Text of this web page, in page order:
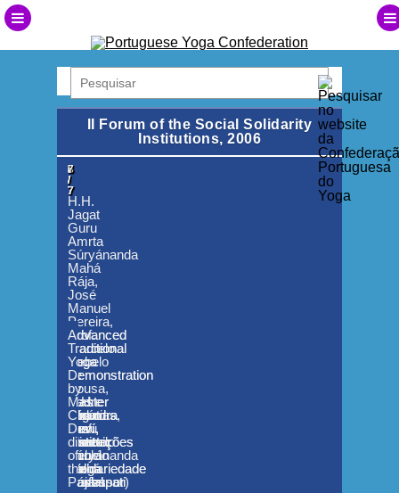
II Forum of the Social Solidarity
Institutions, 2006
1
/
7
H.H.
Jagat
Guru
Amrta
Súryánanda
Mahá
Rája,
José
Manuel
Pereira,
Prof.
Marcelo
Rebelo
de
Sousa,
Padre
Melícias,
Dr.
Alice
Paulo
(Yoga
Professor)
2
/
7
II
Fórum
das
Instituições
da
Solidariedade
Social
3
/
7
II
Fórum
das
Instituições
da
Solidariedade
Social
4
/
7
Prof.
Marcelo
Rebelo
de
Sousa
5
/
7
H.H.
Jagat
Guru
Amrta
Súryánanda
Mahá
Rája
6
/
7
Advanced
Traditional
Yoga
Demonstration
by
Master
Chandra
Deví,
director
of
the
Pashupati
7
/
7
Advanced
Traditional
Yoga
Demonstration
by
Master
Chandra
Deví,
director
of
the
Pashupati